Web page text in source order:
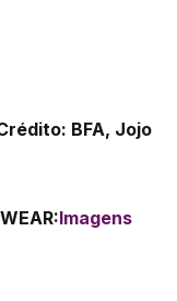
Crédito: BFA, Jojo
Imagens